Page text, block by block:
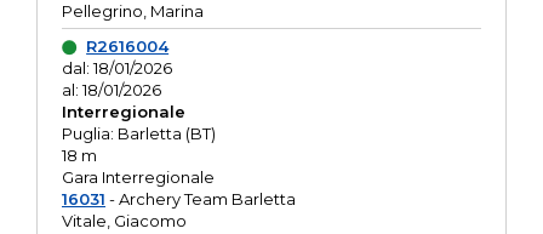
Pellegrino, Marina
R2616004
dal: 18/01/2026
al: 18/01/2026
Interregionale
Puglia: Barletta (BT)
18 m
Gara Interregionale
16031 - Archery Team Barletta
Vitale, Giacomo